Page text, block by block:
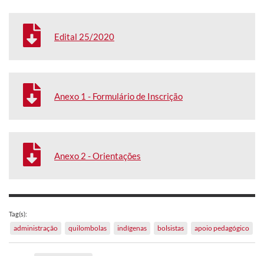
Edital 25/2020
Anexo 1 - Formulário de Inscrição
Anexo 2 - Orientações
Tag(s):
administração quilombolas indígenas bolsistas apoio pedagógico